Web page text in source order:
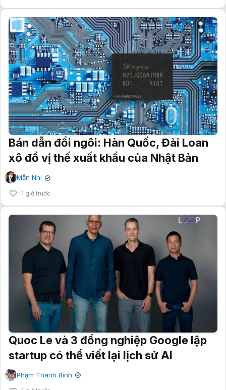
Bán dẫn đổi ngôi: Hàn Quốc, Đài Loan
xô đổ vị thế xuất khẩu của Nhật Bản
Mẫn Nhi ✔
1 giờ trước
Quoc Le và 3 đồng nghiệp Google lập
startup có thể viết lại lịch sử AI
Phạm Thanh Bình ✔